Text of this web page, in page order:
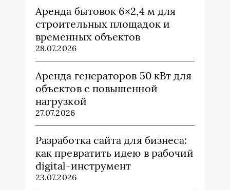
Аренда бытовок 6×2,4 м для
строительных площадок и
временных объектов
28.07.2026
Аренда генераторов 50 кВт для
объектов с повышенной
нагрузкой
27.07.2026
Разработка сайта для бизнеса:
как превратить идею в рабочий
digital-инструмент
23.07.2026